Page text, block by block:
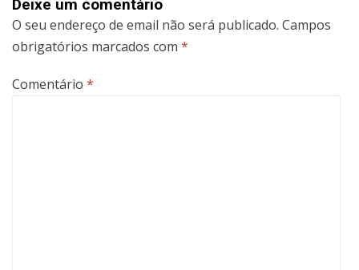
Deixe um comentário
O seu endereço de email não será publicado. Campos
obrigatórios marcados com *
Comentário *